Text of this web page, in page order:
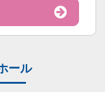
ール